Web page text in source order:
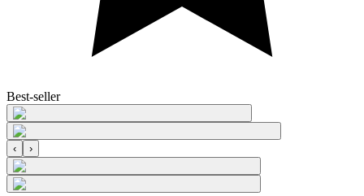
Best-seller
‹ ›